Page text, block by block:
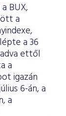
BUX,
a
a 36
ettől
a
igazán
6-án, a
a